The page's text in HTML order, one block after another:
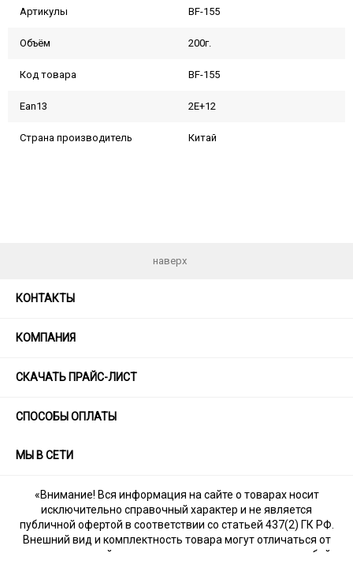
Артикулы BF-155
Объём 200г.
Код товара BF-155
Ean13 2E+12
Страна производитель Китай
наверх
КОНТАКТЫ
КОМПАНИЯ
СКАЧАТЬ ПРАЙС-ЛИСТ
СПОСОБЫ ОПЛАТЫ
МЫ В СЕТИ
«Внимание! Вся информация на сайте о товарах носит
исключительно справочный характер и не является
публичной офертой в соответствии со статьей 437(2) ГК РФ.
Внешний вид и комплектность товара могут отличаться от
указанных на сайте, т.к. производитель оставляет за собой